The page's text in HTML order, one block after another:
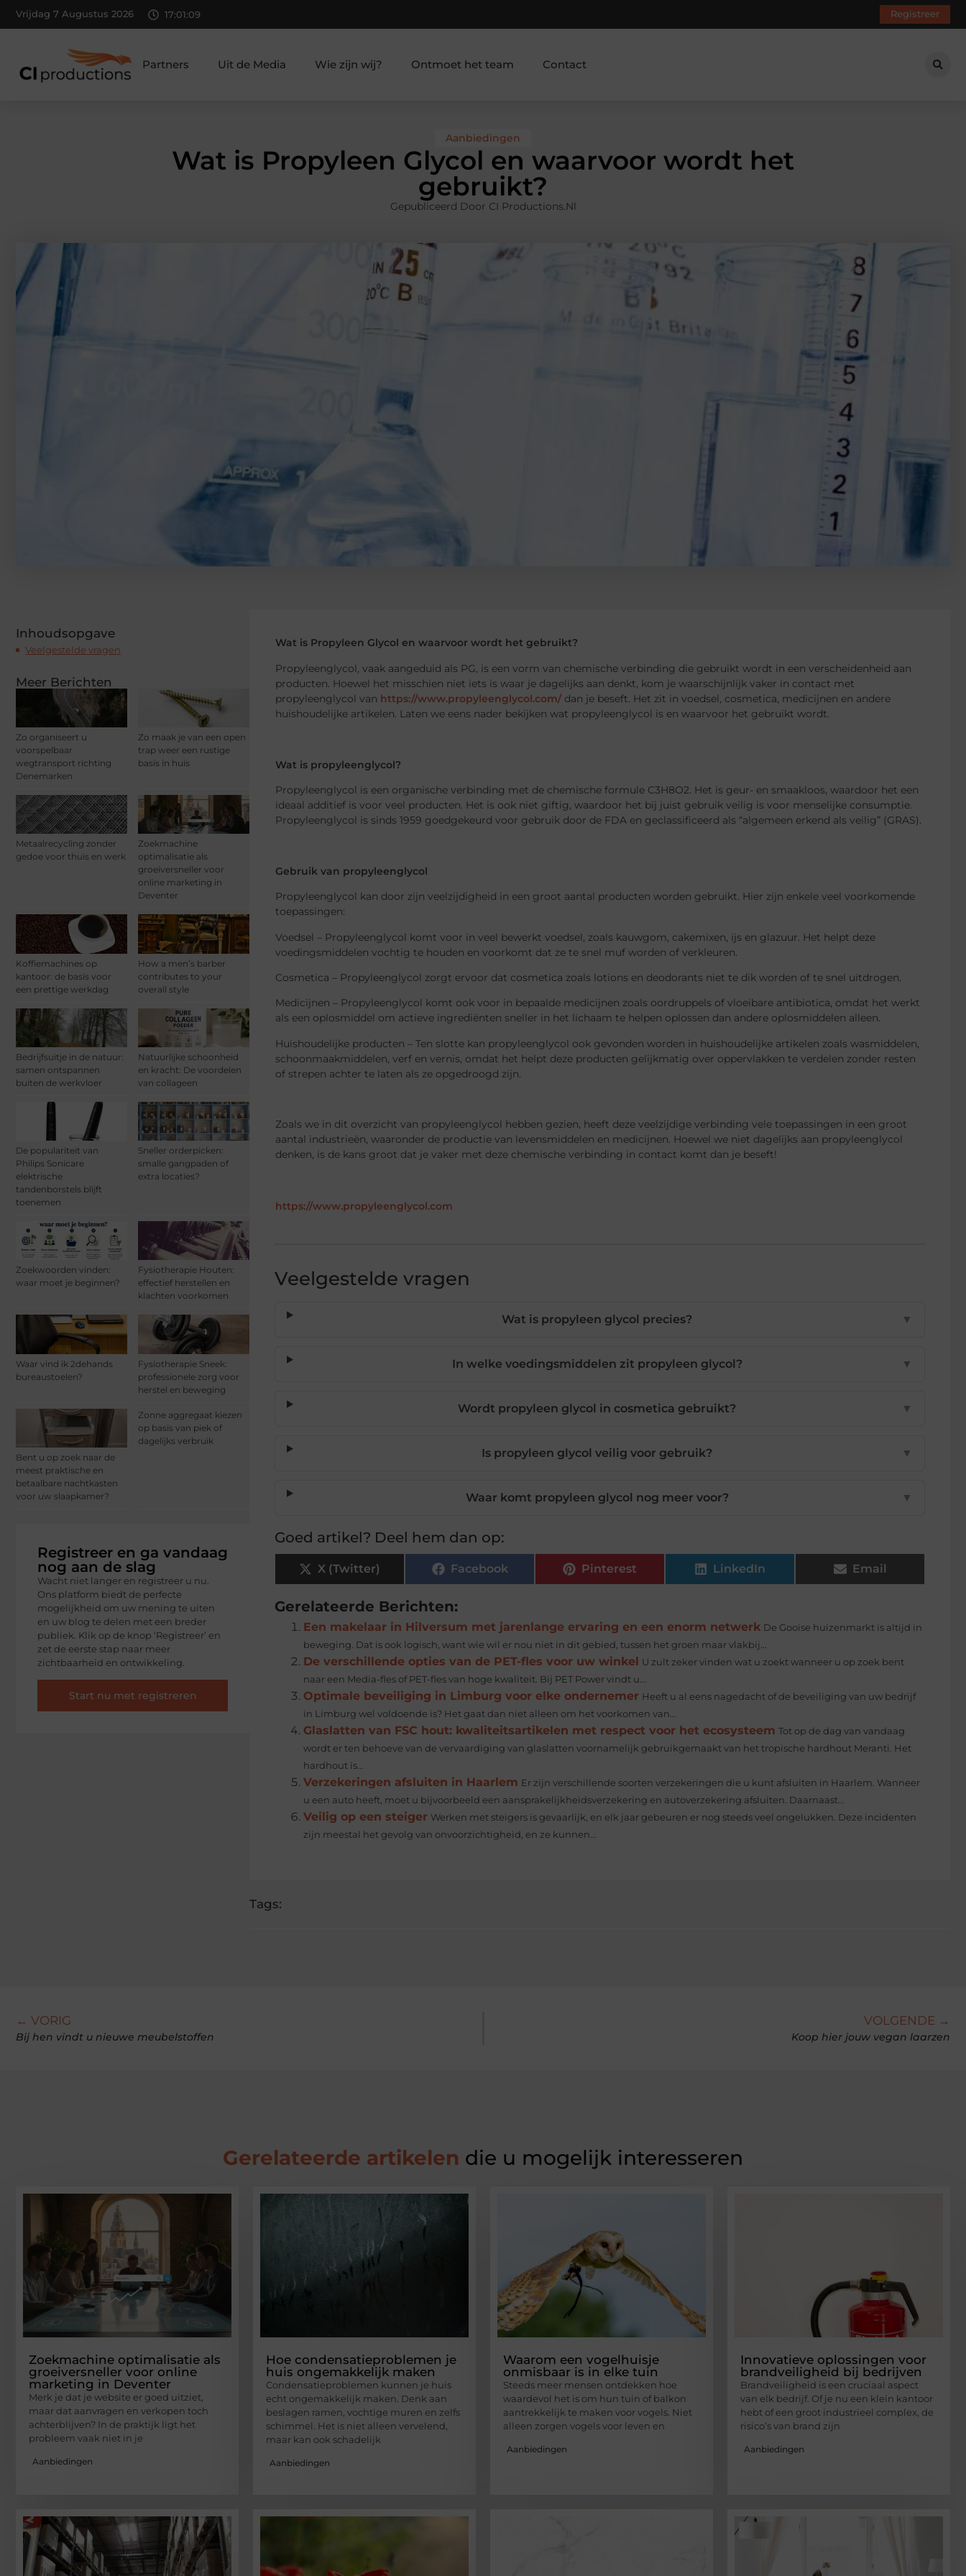
Vrijdag 7 Augustus 2026 17:01:10 Registreer
Partners Uit de Media Wie zijn wij? Ontmoet het team Contact
Aanbiedingen
Wat is Propyleen Glycol en waarvoor wordt het
gebruikt?
Gepubliceerd Door CI Productions.nl
Inhoudsopgave
Veelgestelde vragen
Meer Berichten
Zo organiseert u
voorspelbaar
wegtransport richting
Denemarken
Zo maak je van een open
trap weer een rustige
basis in huis
Metaalrecycling zonder
gedoe voor thuis en werk
Zoekmachine
optimalisatie als
groeiversneller voor
online marketing in
Deventer
Koffiemachines op
kantoor: de basis voor
een prettige werkdag
How a men’s barber
contributes to your
overall style
Bedrijfsuitje in de natuur:
samen ontspannen
buiten de werkvloer
Natuurlijke schoonheid
en kracht: De voordelen
van collageen
De populariteit van
Philips Sonicare
elektrische
tandenborstels blijft
toenemen
Sneller orderpicken:
smalle gangpaden of
extra locaties?
Zoekwoorden vinden:
waar moet je beginnen?
Fysiotherapie Houten:
effectief herstellen en
klachten voorkomen
Waar vind ik 2dehands
bureaustoelen?
Fysiotherapie Sneek:
professionele zorg voor
herstel en beweging
Bent u op zoek naar de
meest praktische en
betaalbare nachtkasten
voor uw slaapkamer?
Zonne aggregaat kiezen
op basis van piek of
dagelijks verbruik
Registreer en ga vandaag
nog aan de slag
Wacht niet langer en registreer u nu.
Ons platform biedt de perfecte
mogelijkheid om uw mening te uiten
en uw blog te delen met een breder
publiek. Klik op de knop ‘Registreer’ en
zet de eerste stap naar meer
zichtbaarheid en ontwikkeling.
Start nu met registreren
Wat is Propyleen Glycol en waarvoor wordt het gebruikt?
Propyleenglycol, vaak aangeduid als PG, is een vorm van chemische verbinding die gebruikt wordt in een verscheidenheid aan
producten. Hoewel het misschien niet iets is waar je dagelijks aan denkt, kom je waarschijnlijk vaker in contact met
propyleenglycol van https://www.propyleenglycol.com/dan je beseft. Het zit in voedsel, cosmetica, medicijnen en andere
huishoudelijke artikelen. Laten we eens nader bekijken wat propyleenglycol is en waarvoor het gebruikt wordt.
Wat is propyleenglycol?
Propyleenglycol is een organische verbinding met de chemische formule C3H8O2. Het is geur- en smaakloos, waardoor het een
ideaal additief is voor veel producten. Het is ook niet giftig, waardoor het bij juist gebruik veilig is voor menselijke consumptie.
Propyleenglycol is sinds 1959 goedgekeurd voor gebruik door de FDA en geclassificeerd als “algemeen erkend als veilig” (GRAS).
Gebruik van propyleenglycol
Propyleenglycol kan door zijn veelzijdigheid in een groot aantal producten worden gebruikt. Hier zijn enkele veel voorkomende
toepassingen:
Voedsel – Propyleenglycol komt voor in veel bewerkt voedsel, zoals kauwgom, cakemixen, ijs en glazuur. Het helpt deze
voedingsmiddelen vochtig te houden en voorkomt dat ze te snel muf worden of verkleuren.
Cosmetica – Propyleenglycol zorgt ervoor dat cosmetica zoals lotions en deodorants niet te dik worden of te snel uitdrogen.
Medicijnen – Propyleenglycol komt ook voor in bepaalde medicijnen zoals oordruppels of vloeibare antibiotica, omdat het werkt
als een oplosmiddel om actieve ingrediënten sneller in het lichaam te helpen oplossen dan andere oplosmiddelen alleen.
Huishoudelijke producten – Ten slotte kan propyleenglycol ook gevonden worden in huishoudelijke artikelen zoals wasmiddelen,
schoonmaakmiddelen, verf en vernis, omdat het helpt deze producten gelijkmatig over oppervlakken te verdelen zonder resten
of strepen achter te laten als ze opgedroogd zijn.
Zoals we in dit overzicht van propyleenglycol hebben gezien, heeft deze veelzijdige verbinding vele toepassingen in een groot
aantal industrieën, waaronder de productie van levensmiddelen en medicijnen. Hoewel we niet dagelijks aan propyleenglycol
denken, is de kans groot dat je vaker met deze chemische verbinding in contact komt dan je beseft!
https://www.propyleenglycol.com
Veelgestelde vragen
Wat is propyleen glycol precies? ▼
In welke voedingsmiddelen zit propyleen glycol? ▼
Wordt propyleen glycol in cosmetica gebruikt? ▼
Is propyleen glycol veilig voor gebruik? ▼
Waar komt propyleen glycol nog meer voor? ▼
Goed artikel? Deel hem dan op:
X (Twitter) Facebook Pinterest LinkedIn Email
Gerelateerde Berichten:
Een makelaar in Hilversum met jarenlange ervaring en een enorm netwerk De Gooise huizenmarkt is altijd in
beweging. Dat is ook logisch, want wie wil er nou niet in dit gebied, tussen het groen maar vlakbij...
De verschillende opties van de PET-fles voor uw winkel
U zult zeker vinden wat u zoekt wanneer u op zoek bent
naar een Media-fles of PET-fles van hoge kwaliteit. Bij PET Power vindt u...
Optimale beveiliging in Limburg voor elke ondernemer Heeft u al eens nagedacht of de beveiliging van uw bedrijf
in Limburg wel voldoende is? Het gaat dan niet alleen om het voorkomen van...
Glaslatten van FSC hout: kwaliteitsartikelen met respect voor het ecosysteem Tot op de dag van vandaag
wordt er ten behoeve van de vervaardiging van glaslatten voornamelijk gebruikgemaakt van het tropische hardhout Meranti. Het
hardhout is...
Verzekeringen afsluiten in Haarlem Er zijn verschillende soorten verzekeringen die u kunt afsluiten in Haarlem. Wanneer
u een auto heeft, moet u bijvoorbeeld een aansprakelijkheidsverzekering en autoverzekering afsluiten. Daarnaast...
Veilig op een steiger Werken met steigers is gevaarlijk, en elk jaar gebeuren er nog steeds veel ongelukken. Deze incidenten
zijn meestal het gevolg van onvoorzichtigheid, en ze kunnen...
Tags:
← VORIG
Bij hen vindt u nieuwe meubelstoffen
VOLGENDE →
Koop hier jouw vegan laarzen
Gerelateerde artikelen die u mogelijk interesseren
Zoekmachine optimalisatie als
groeiversneller voor online
marketing in Deventer
Merk je dat je website er goed uitziet,
maar dat aanvragen en verkopen toch
achterblijven? In de praktijk ligt het
probleem vaak niet in je
Aanbiedingen
Hoe condensatieproblemen je
huis ongemakkelijk maken
Condensatieproblemen kunnen je huis
echt ongemakkelijk maken. Denk aan
beslagen ramen, vochtige muren en zelfs
schimmel. Het is niet alleen vervelend,
maar kan ook schadelijk
Aanbiedingen
Waarom een vogelhuisje
onmisbaar is in elke tuin
Steeds meer mensen ontdekken hoe
waardevol het is om hun tuin of balkon
aantrekkelijk te maken voor vogels. Niet
alleen zorgen vogels voor leven en
Aanbiedingen
Innovatieve oplossingen voor
brandveiligheid bij bedrijven
Brandveiligheid is een cruciaal aspect
van elk bedrijf. Of je nu een klein kantoor
hebt of een groot industrieel complex, de
risico’s van brand zijn
Aanbiedingen